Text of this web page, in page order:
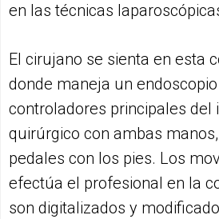
en las técnicas
El cirujano se sienta en esta
donde maneja un endoscopio
controladores principales del
quirúrgico con ambas
pedales con los pies. Los
efectúa el profesional en la
son digitalizados y